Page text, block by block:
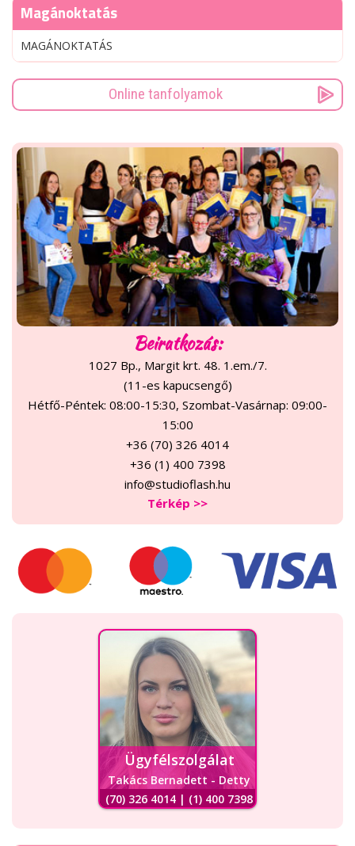
Magánoktatás
MAGÁNOKTATÁS
Online tanfolyamok
Beiratkozás:
1027 Bp., Margit krt. 48. 1.em./7.
(11-es kapucsengő)
Hétfő-Péntek: 08:00-15:30, Szombat-Vasárnap: 09:00-
15:00
+36 (70) 326 4014
+36 (1) 400 7398
info@studioflash.hu
Térkép >>
Ügyfélszolgálat
Takács Bernadett - Detty
(70) 326 4014 | (1) 400 7398